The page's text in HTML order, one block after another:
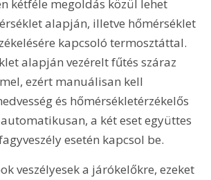
kétféle megoldás közül lehet
alapján, illetve hőmérséklet
kapcsoló termosztáttal.
alapján vezérelt fűtés száraz
ezért manuálisan kell
és hőmérsékletérzékelős
a két eset együttes
esetén kapcsol be.